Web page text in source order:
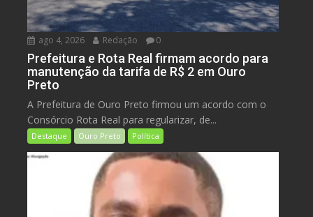
ago 4, 2026 Redação 0
Prefeitura e Rota Real firmam acordo para
manutenção da tarifa de R$ 2 em Ouro
Preto
A Prefeitura de Ouro Preto firmou um acordo com o
Consórcio Rota Real para regularizar, de...
Destaque Ouro Preto Política